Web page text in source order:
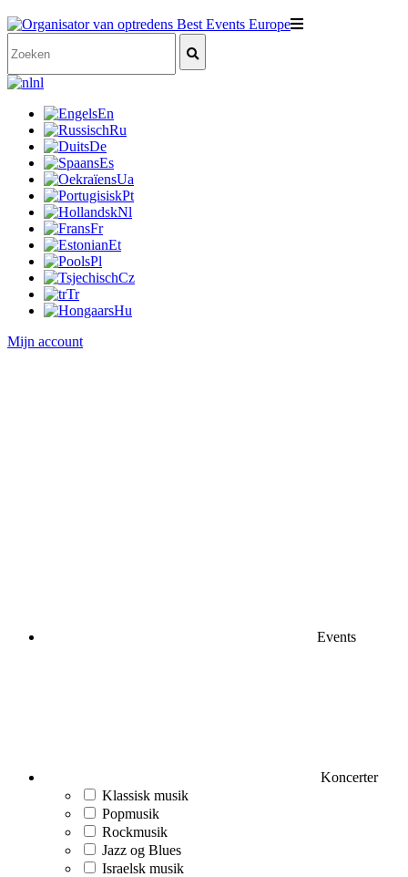
nl
En
Ru
De
Es
Ua
Pt
Nl
Fr
Et
Pl
Cz
Tr
Hu
Mijn account
Events
Koncerter
Klassisk musik
Popmusik
Rockmusik
Jazz og Blues
Israelsk musik